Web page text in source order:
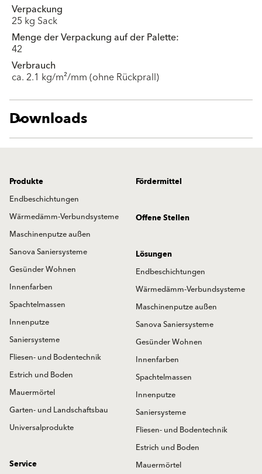
Verpackung
25 kg Sack
Menge der Verpackung auf der Palette:
42
Verbrauch
ca. 2.1 kg/m²/mm (ohne Rückprall)
Downloads
Produkte
Endbeschichtungen
Wärmedämm-Verbundsysteme
Maschinenputze außen
Sanova Saniersysteme
Gesünder Wohnen
Innenfarben
Spachtelmassen
Innenputze
Saniersysteme
Fliesen- und Bodentechnik
Estrich und Boden
Mauermörtel
Garten- und Landschaftsbau
Universalprodukte
Fördermittel
Offene Stellen
Lösungen
Endbeschichtungen
Wärmedämm-Verbundsysteme
Maschinenputze außen
Sanova Saniersysteme
Gesünder Wohnen
Innenfarben
Spachtelmassen
Innenputze
Saniersysteme
Fliesen- und Bodentechnik
Estrich und Boden
Mauermörtel
Service